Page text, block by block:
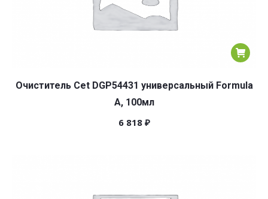
Очиститель Cet DGP54431 универсальный Formula
A, 100мл
6 818 ₽